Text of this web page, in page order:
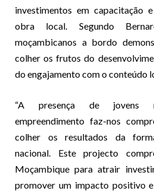
investimentos em capacitação
obra local. Segundo
moçambicanos a bordo
colher os frutos do
do engajamento com o conteúdo
“A presença de jovens
empreendimento faz-nos
colher os resultados da
nacional. Este projecto
Moçambique para atrair
promover um impacto positivo